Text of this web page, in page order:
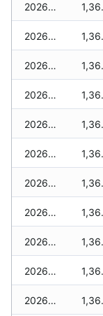
2026-04-15
2026-04-14
2026-04-13
2026-04-12
2026-04-11
2026-04-10
2026-04-09
2026-04-08
2026-04-07
2026-04-06
2026-04-05